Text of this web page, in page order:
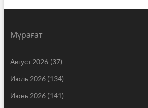
Мұрағат
Август 2026(37)
Июль 2026(134)
Июнь 2026(141)